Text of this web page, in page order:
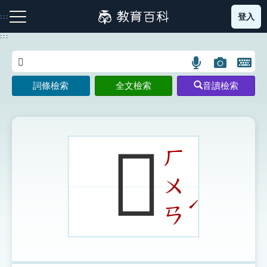
到
主
:::
注音索引圖示 筆畫索引圖示 部首索引表圖示
登入
:::
語
言
搜
示
圖
片
搜
開
鍵
圖
詞條檢索 全文檢索 音讀檢索
𤨔ㄏ
ㄨ
ㄢ
ˊ